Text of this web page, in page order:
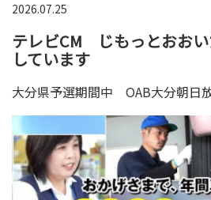
2026.07.25
テレビCM じもっとおお
しています
大分県予選期間中 OAB大分朝日